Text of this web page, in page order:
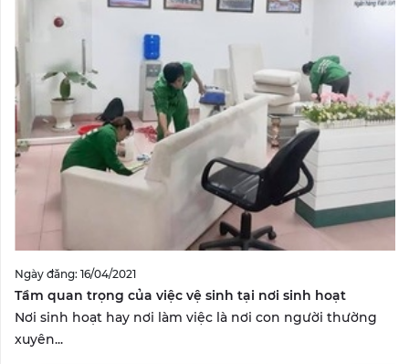
Ngày đăng: 16/04/2021
Tầm quan trọng của việc vệ sinh tại nơi sinh hoạt
Nơi sinh hoạt hay nơi làm việc là nơi con người thường
xuyên...